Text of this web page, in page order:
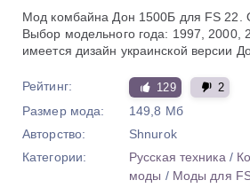
Мод комбайна Дон 1500Б для FS 22.
Выбор модельного года: 1997, 2000,
имеется дизайн украинской версии
Рейтинг: 129 2
Размер мода:
149,8 Мб
Авторство:
Shnurok
Категории:
Русская техника/
моды / Моды для